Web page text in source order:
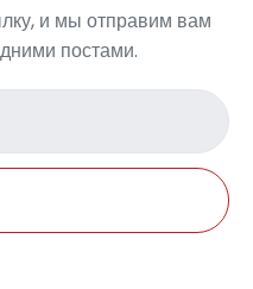
и мы отправим вам
постами.